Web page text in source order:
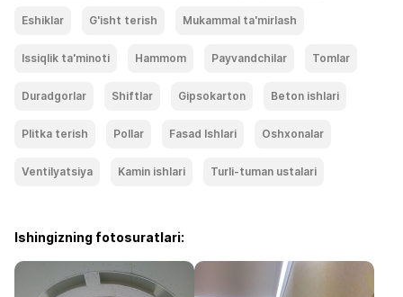
Eshiklar G'isht terish Mukammal ta'mirlash
Issiqlik ta'minoti Hammom Payvandchilar Tomlar
Duradgorlar Shiftlar Gipsokarton Beton ishlari
Plitka terish Pollar Fasad Ishlari Oshxonalar
Ventilyatsiya Kamin ishlari Turli-tuman ustalari
Ishingizning fotosuratlari: